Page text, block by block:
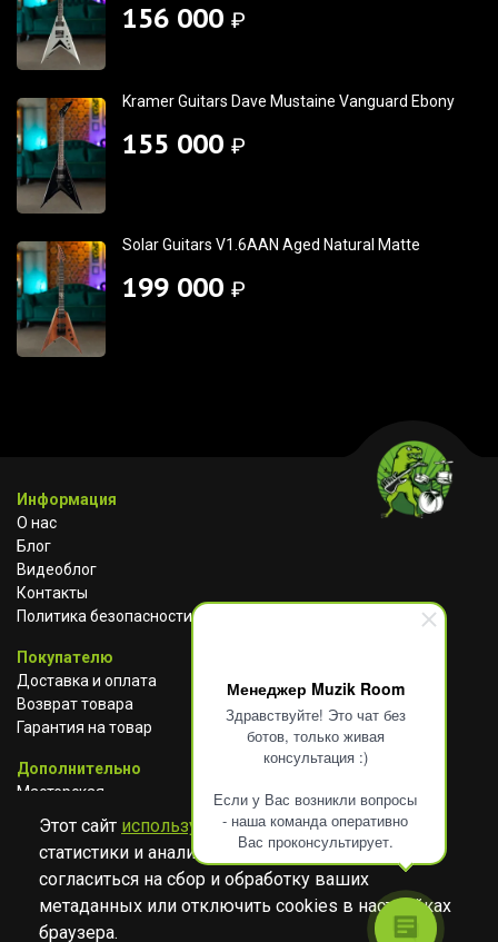
Менеджер Muzik Room
Здравствуйте! Это чат без
ботов, только живая
консультация :)
Если у Вас возникли вопросы
- наша команда оперативно
Вас проконсультирует.
156 000 ₽
Kramer Guitars Dave Mustaine Vanguard Ebony
155 000 ₽
Solar Guitars V1.6AAN Aged Natural Matte
199 000 ₽
Информация
О нас
Блог
Видеоблог
Контакты
Политика безопасности
Покупателю
Доставка и оплата
Возврат товара
Гарантия на товар
Дополнительно
Мастерская
Сотрудничество
АВИТО
TELEGRAM
YOUTUBE
Этот сайт использует cookies для сбора
статистики и анализа работы сайта. Просим
согласиться на сбор и обработку ваших
метаданных или отключить cookies в настройках
браузера.